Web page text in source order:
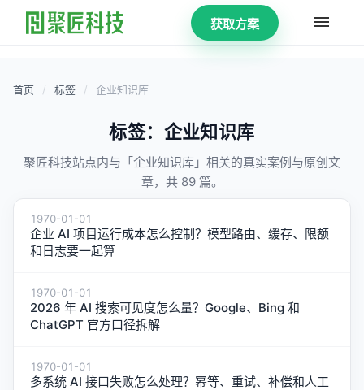
获取方案
首页 / 标签 / 企业知识库
标签：企业知识库
聚匠科技站点内与「企业知识库」相关的真实案例与原创文
章，共 89 篇。
1970-01-01
企业 AI 项目运行成本怎么控制？模型路由、缓存、限额
和日志要一起算
1970-01-01
2026 年 AI 搜索可见度怎么量？Google、Bing 和
ChatGPT 官方口径拆解
1970-01-01
多系统 AI 接口失败怎么处理？幂等、重试、补偿和人工